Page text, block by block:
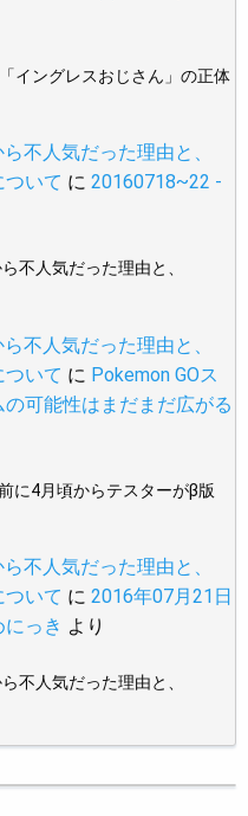
イングレスおじさん」の正体
不人気だった理由と、
いて に 20160718~22 -
不人気だった理由と、
不人気だった理由と、
いて に Pokemon GOス
可能性はまだまだ広がる
に4月頃からテスターがβ版
不人気だった理由と、
ついて に 2016年07月21日
にっき より
不人気だった理由と、